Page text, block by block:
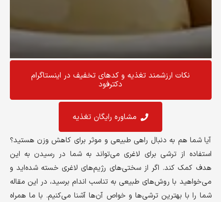
نکات ارزشمند تغذیه و کد‌های تخفیف در اینستاگرام
دکترفود
مشاوره رایگان تغذیه
آیا شما هم به دنبال راهی طبیعی و موثر برای کاهش وزن هستید؟
استفاده از ترشی برای لاغری می‌تواند به شما در رسیدن به این
هدف کمک کند. اگر از سختی‌های رژیم‌های لاغری خسته شده‌اید و
می‌خواهید با روش‌های طبیعی به تناسب اندام برسید، در این مقاله
شما را با بهترین ترشی‌ها و خواص آن‌ها آشنا می‌کنیم. با ما همراه